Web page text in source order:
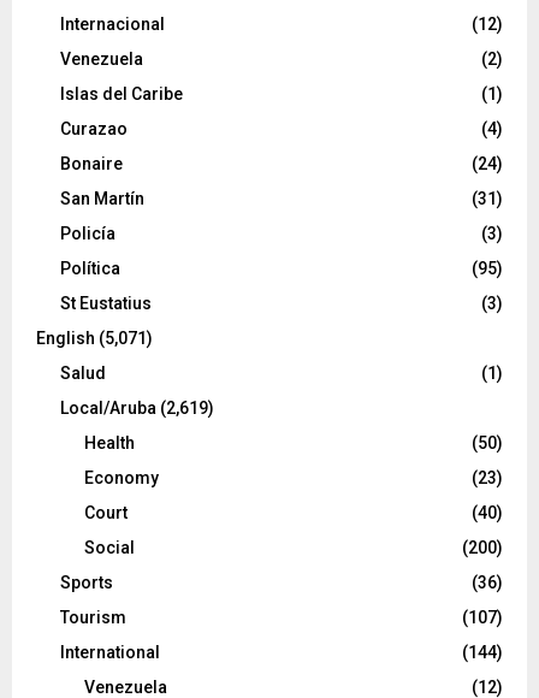
Internacional
(12)
Venezuela
(2)
Islas del Caribe
(1)
Curazao
(4)
Bonaire
(24)
San Martín
(31)
Policía
(3)
Política
(95)
St Eustatius
(3)
English (5,071)
Salud
(1)
Local/Aruba (2,619)
Health
(50)
Economy
(23)
Court
(40)
Social
(200)
Sports
(36)
Tourism
(107)
International
(144)
Venezuela
(12)